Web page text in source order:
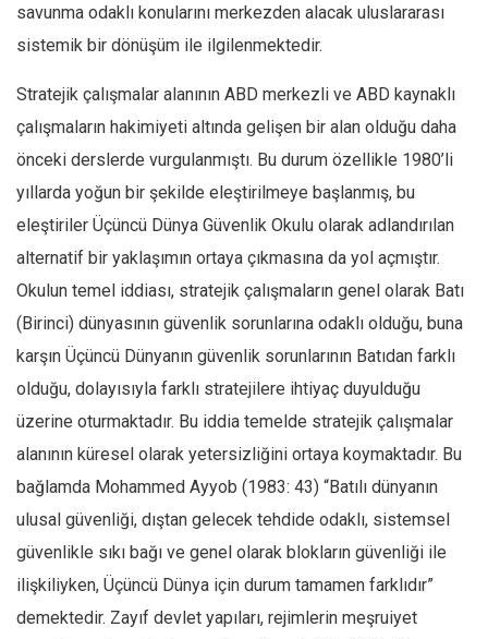
savunma odaklı konularını merkezden alacak uluslararası
sistemik bir dönüşüm ile ilgilenmektedir.
Stratejik çalışmalar alanının ABD merkezli ve ABD kaynaklı
çalışmaların hakimiyeti altında gelişen bir alan olduğu daha
önceki derslerde vurgulanmıştı. Bu durum özellikle 1980’li
yıllarda yoğun bir şekilde eleştirilmeye başlanmış, bu
eleştiriler Üçüncü Dünya Güvenlik Okulu olarak adlandırılan
alternatif bir yaklaşımın ortaya çıkmasına da yol açmıştır.
Okulun temel iddiası, stratejik çalışmaların genel olarak Batı
(Birinci) dünyasının güvenlik sorunlarına odaklı olduğu, buna
karşın Üçüncü Dünyanın güvenlik sorunlarının Batıdan farklı
olduğu, dolayısıyla farklı stratejilere ihtiyaç duyulduğu
üzerine oturmaktadır. Bu iddia temelde stratejik çalışmalar
alanının küresel olarak yetersizliğini ortaya koymaktadır. Bu
bağlamda Mohammed Ayyob (1983: 43) “Batılı dünyanın
ulusal güvenliği, dıştan gelecek tehdide odaklı, sistemsel
güvenlikle sıkı bağı ve genel olarak blokların güvenliği ile
ilişkiliyken, Üçüncü Dünya için durum tamamen farklıdır”
demektedir. Zayıf devlet yapıları, rejimlerin meşruiyet